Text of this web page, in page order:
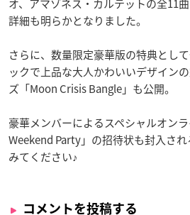
オ、アマゾネス・カルテットの全11
詳細も明らかとなりました。
さらに、数量限定豪華版の特典とし
ックで上品な大人かわいいデザイン
ズ「Moon Crisis Bangle」も公開。
豪華メンバーによるスペシャルオン
Weekend Party」の招待状も封入さ
みてください♪
コメントを投稿する